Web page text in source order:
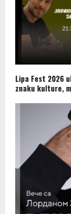
Lipa Fest 2026
znaku kulture,